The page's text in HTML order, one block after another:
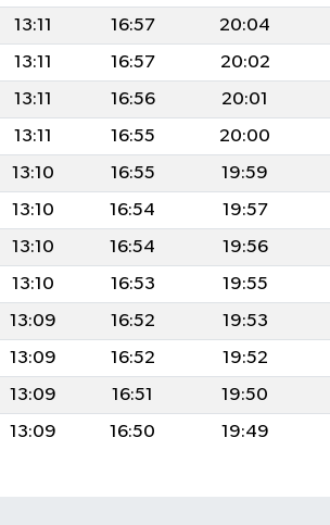
13:11 16:57 20:04
13:11 16:57 20:02
13:11 16:56 20:01
13:11 16:55 20:00
13:10 16:55 19:59
13:10 16:54 19:57
13:10 16:54 19:56
13:10 16:53 19:55
13:09 16:52 19:53
13:09 16:52 19:52
13:09 16:51 19:50
13:09 16:50 19:49